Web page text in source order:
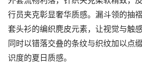
行员夹克彰显奢华质感。漏斗领的抽
套头衫的编织麂皮元素，让视觉与触
同时以错落交叠的条纹与织纹加以点
识度的夏日质感。